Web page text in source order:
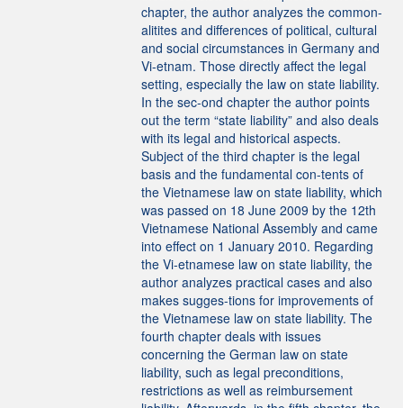
chapter, the author analyzes the common-
alitites and differences of political, cultural
and social circumstances in Germany and
Vi-etnam. Those directly affect the legal
setting, especially the law on state liability.
In the sec-ond chapter the author points
out the term “state liability” and also deals
with its legal and historical aspects.
Subject of the third chapter is the legal
basis and the fundamental con-tents of
the Vietnamese law on state liability, which
was passed on 18 June 2009 by the 12th
Vietnamese National Assembly and came
into effect on 1 January 2010. Regarding
the Vi-etnamese law on state liability, the
author analyzes practical cases and also
makes sugges-tions for improvements of
the Vietnamese law on state liability. The
fourth chapter deals with issues
concerning the German law on state
liability, such as legal preconditions,
restrictions as well as reimbursement